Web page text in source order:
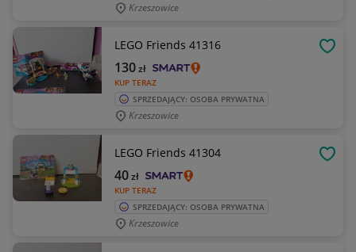
Krzeszowice
LEGO Friends 41316
KUP TERAZ
130zł
SPRZEDAJĄCY: OSOBA PRYWATNA
Krzeszowice
LEGO Friends 41304
KUP TERAZ
40zł
SPRZEDAJĄCY: OSOBA PRYWATNA
Krzeszowice